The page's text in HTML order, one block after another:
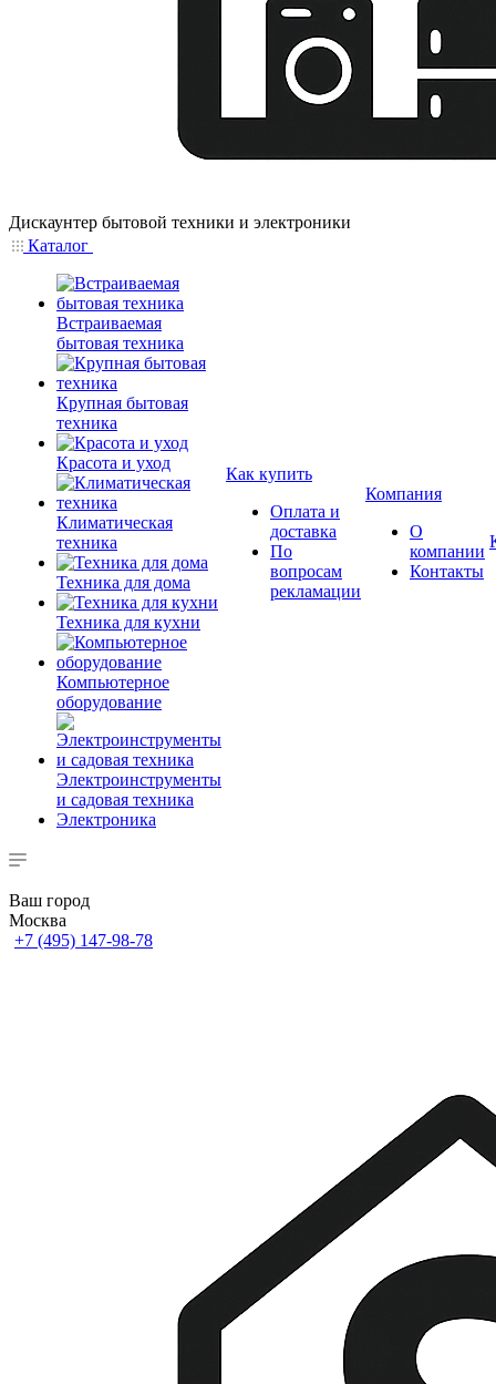
Дискаунтер бытовой техники и электроники
Каталог
Встраиваемая
бытовая техника
Крупная бытовая
техника
Красота и уход
Климатическая
техника
Техника для дома
Техника для кухни
Компьютерное
оборудование
Электроинструменты
и садовая техника
Электроника
Как купить
Оплата и
доставка
По
вопросам
рекламации
Компания
О
компании
Контакты
Ваш город
Москва
+7 (495) 147-98-78